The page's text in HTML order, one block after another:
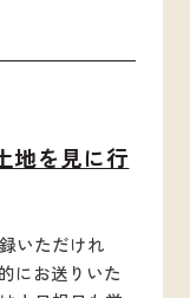
地を見に行
いただけれ
にお送りいた